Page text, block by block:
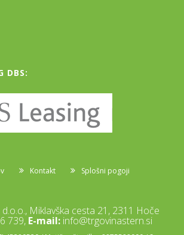
DBS:
Kontakt Splošni pogoji
d.o.o., Miklavška cesta 21, 2311 Hoče
739, E-mail: info@trgovinastern.si